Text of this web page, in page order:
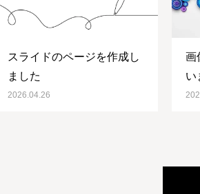
スライドのページを作成し
ました
2026.04.26
画
い